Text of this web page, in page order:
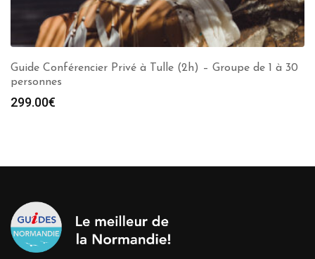
Guide Conférencier Privé à Tulle (2h) – Groupe de 1 à 30
personnes
299.00€